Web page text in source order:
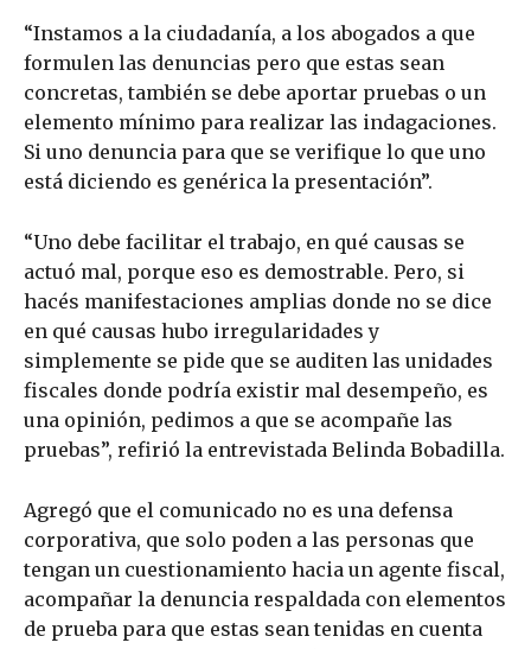
“Instamos a la ciudadanía, a los abogados a que
formulen las denuncias pero que estas sean
concretas, también se debe aportar pruebas o un
elemento mínimo para realizar las indagaciones.
Si uno denuncia para que se verifique lo que uno
está diciendo es genérica la presentación”.
“Uno debe facilitar el trabajo, en qué causas se
actuó mal, porque eso es demostrable. Pero, si
hacés manifestaciones amplias donde no se dice
en qué causas hubo irregularidades y
simplemente se pide que se auditen las unidades
fiscales donde podría existir mal desempeño, es
una opinión, pedimos a que se acompañe las
pruebas”, refirió la entrevistada Belinda Bobadilla.
Agregó que el comunicado no es una defensa
corporativa, que solo poden a las personas que
tengan un cuestionamiento hacia un agente fiscal,
acompañar la denuncia respaldada con elementos
de prueba para que estas sean tenidas en cuenta